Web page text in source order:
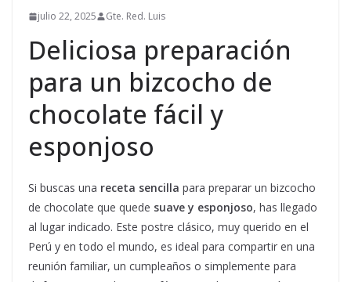
julio 22, 2025 Gte. Red. Luis
Deliciosa preparación
para un bizcocho de
chocolate fácil y
esponjoso
Si buscas una receta sencilla para preparar un bizcocho
de chocolate que quede suave y esponjoso, has llegado
al lugar indicado. Este postre clásico, muy querido en el
Perú y en todo el mundo, es ideal para compartir en una
reunión familiar, un cumpleaños o simplemente para